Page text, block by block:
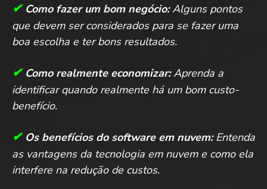
✔ Como fazer um bom negócio:Alguns pontos
que devem ser considerados para se fazer uma
boa escolha e ter bons resultados.
✔ Como realmente economizar:Aprenda a
identificar quando realmente há um bom custo-
benefício.
✔ Os benefícios do software em nuvem:Entenda
as vantagens da tecnologia em nuvem e como ela
interfere na redução de custos.